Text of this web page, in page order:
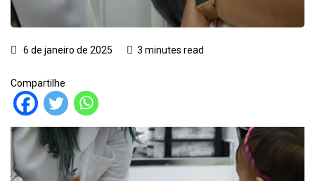
6 de janeiro de 2025 3 minutes read
Compartilhe